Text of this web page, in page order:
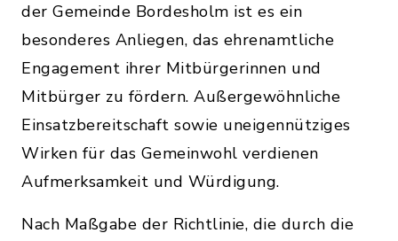
der Gemeinde Bordesholm ist es ein
besonderes Anliegen, das ehrenamtliche
Engagement ihrer Mitbürgerinnen und
Mitbürger zu fördern. Außergewöhnliche
Einsatzbereitschaft sowie uneigennütziges
Wirken für das Gemeinwohl verdienen
Aufmerksamkeit und Würdigung.
Nach Maßgabe der Richtlinie, die durch die